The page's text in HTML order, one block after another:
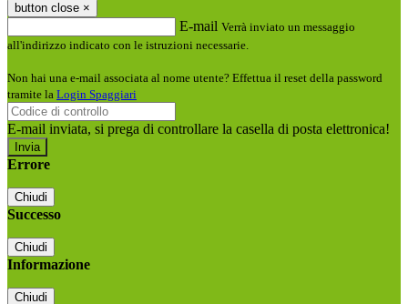
button close ×
E-mail Verrà inviato un messaggio
all'indirizzo indicato con le istruzioni necessarie.
Non hai una e-mail associata al nome utente? Effettua il reset della password
tramite la Login Spaggiari
E-mail inviata, si prega di controllare la casella di posta elettronica!
Errore
Chiudi
Successo
Chiudi
Informazione
Chiudi